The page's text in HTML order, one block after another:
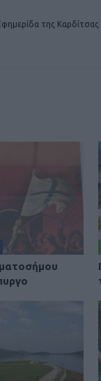
της Καρδίτσας